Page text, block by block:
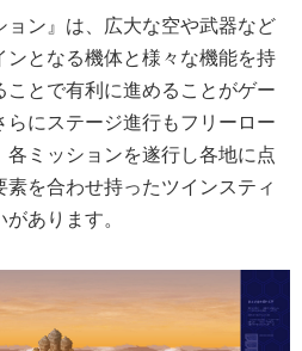
ョン』は、広大な空や武器など
となる機体と様々な機能を持
とで有利に進めることがゲー
にステージ進行もフリーロー
各ミッションを遂行し各地に点
を合わせ持ったツインスティ
あります。